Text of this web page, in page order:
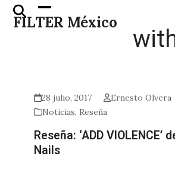
Skip
FILTER México
Open
mobile
Close
mobile
28 julio, 2017
Ernesto Olvera
Noticias,Reseña
Reseña: ‘ADD VIOLENCE’
Nails